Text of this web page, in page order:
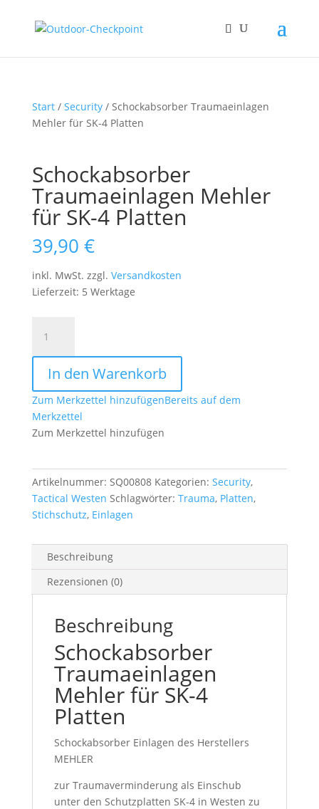
Start/ Security/ Schockabsorber Traumaeinlagen
Mehler für SK-4 Platten
Schockabsorber
Traumaeinlagen Mehler
für SK-4 Platten
39,90 €
inkl. MwSt. zzgl. Versandkosten
Lieferzeit: 5 Werktage
Traumaeinlagen
Mehler
SK-
4
Platten
Menge
In den Warenkorb
Zum Merkzettel hinzufügenBereits auf dem
Merkzettel
Zum Merkzettel hinzufügen
Artikelnummer: SQ00808 Kategorien: Security,
Tactical Westen Schlagwörter: Trauma, Platten,
Stichschutz, Einlagen
Beschreibung
Rezensionen (0)
Beschreibung
Schockabsorber
Traumaeinlagen
Mehler für SK-4
Platten
Schockabsorber Einlagen des Herstellers
MEHLER
zur Traumaverminderung als Einschub
unter den Schutzplatten SK-4 in Westen zu